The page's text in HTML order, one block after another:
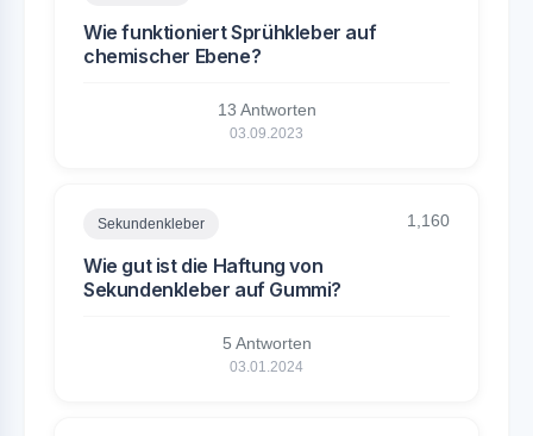
Wie funktioniert Sprühkleber auf
chemischer Ebene?
13 Antworten
03.09.2023
Sekundenkleber 1,160
Wie gut ist die Haftung von
Sekundenkleber auf Gummi?
5 Antworten
03.01.2024